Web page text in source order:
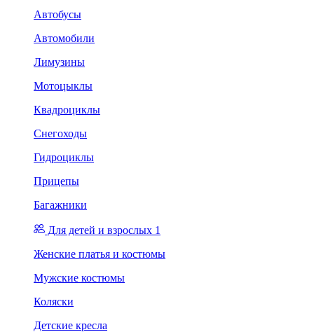
Автобусы
Автомобили
Лимузины
Мотоцыклы
Квадроциклы
Снегоходы
Гидроциклы
Прицепы
Багажники
Для детей и взрослых 1
Женские платья и костюмы
Мужские костюмы
Коляски
Детские кресла